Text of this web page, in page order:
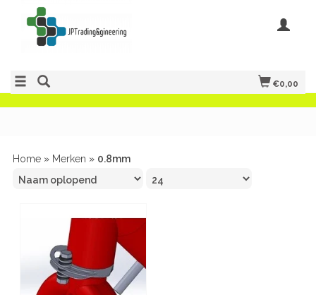
€0,00
Home » Merken » 0.8mm